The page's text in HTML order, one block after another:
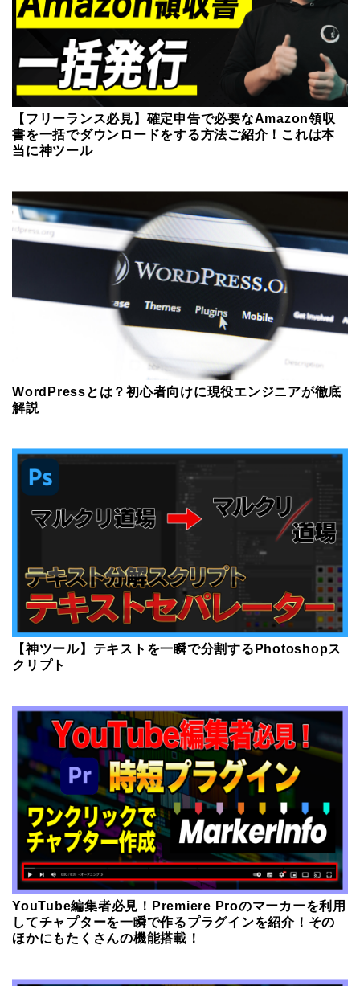
【フリーランス必見】確定申告で必要なAmazon領収
書を一括でダウンロードをする方法ご紹介！これは本
当に神ツール
WordPressとは？初心者向けに現役エンジニアが徹底
解説
【神ツール】テキストを一瞬で分割するPhotoshopス
クリプト
YouTube編集者必見！Premiere Proのマーカーを利用
してチャプターを一瞬で作るプラグインを紹介！その
ほかにもたくさんの機能搭載！